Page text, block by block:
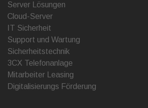
Server Lösungen
Cloud-Server
IT Sicherheit
Support und Wartung
Sicherheitstechnik
3CX Telefonanlage
Mitarbeiter Leasing
Digitalisierungs Förderung